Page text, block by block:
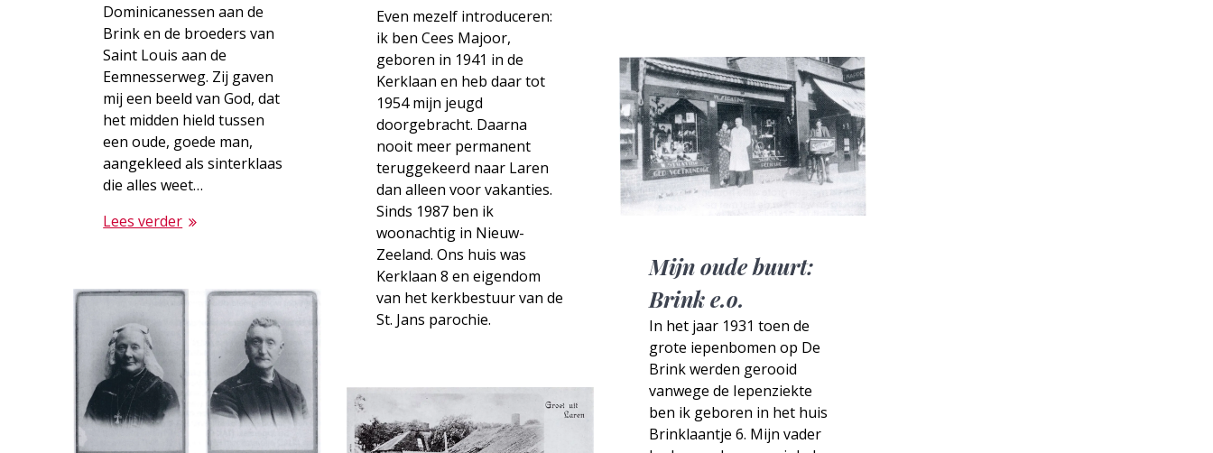
Dominicanessen aan de
Brink en de broeders van
Saint Louis aan de
Eemnesserweg. Zij gaven
mij een beeld van God, dat
het midden hield tussen
een oude, goede man,
aangekleed als sinterklaas
die alles weet…
Lees verder
Even mezelf introduceren:
ik ben Cees Majoor,
geboren in 1941 in de
Kerklaan en heb daar tot
1954 mijn jeugd
doorgebracht. Daarna
nooit meer permanent
teruggekeerd naar Laren
dan alleen voor vakanties.
Sinds 1987 ben ik
woonachtig in Nieuw-
Zeeland. Ons huis was
Kerklaan 8 en eigendom
van het kerkbestuur van de
St. Jans parochie.
Mijn oude buurt:
Brink e.o.
In het jaar 1931 toen de
grote iepenbomen op De
Brink werden gerooid
vanwege de Iepenziekte
ben ik geboren in het huis
Brinklaantje 6. Mijn vader